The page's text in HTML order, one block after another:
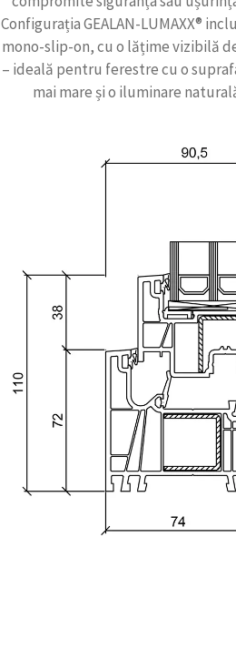
Configurația GEALAN-LUMAXX®
mono-slip-on, cu o lățime vizibilă
– ideală pentru ferestre cu o
mai mare și o iluminare